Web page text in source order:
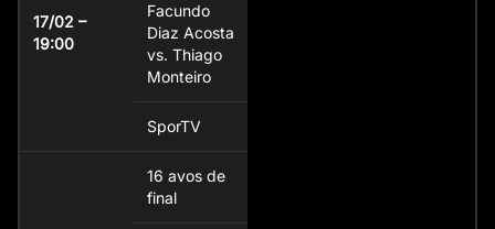
17/02 –
19:00
Facundo
Diaz Acosta
vs. Thiago
Monteiro
SporTV
16 avos de
final